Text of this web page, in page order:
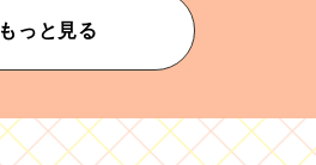
もっと見る